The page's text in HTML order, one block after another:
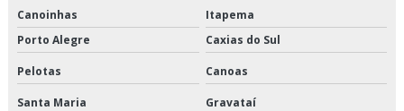
Transporte refrigerado de alimentos
Transporte refrigerado fracionado
Canoinhas
Itapema
Porto Alegre
Caxias do Sul
Pelotas Canoas
Santa Maria Gravataí